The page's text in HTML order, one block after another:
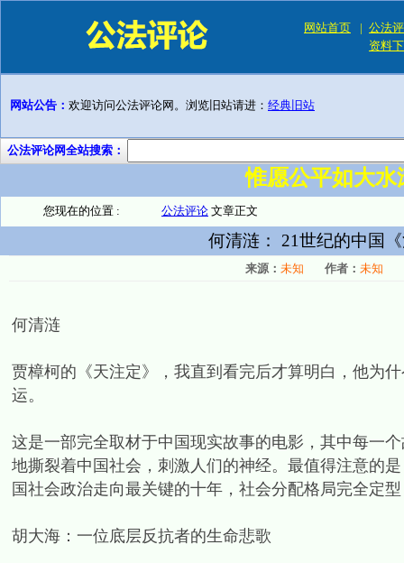
网站首页 | 公法
资料
网站公告： 欢迎访问公法评论网。浏览旧站请进： 经典旧站
公法评论网全站搜索：
惟愿公平如大
您现在的位置 : 公法评论 文章正文
何清涟： 21世纪的中国
来源： 未知 作者： 未知
何清涟
贾樟柯的《天注定》，我直到看完后才算明白，他为
运。
这是一部完全取材于中国现实故事的电影，其中每一
地撕裂着中国社会，刺激人们的神经。最值得注意的
国社会政治走向最关键的十年，社会分配格局完全定
胡大海：一位底层反抗者的生命悲歌